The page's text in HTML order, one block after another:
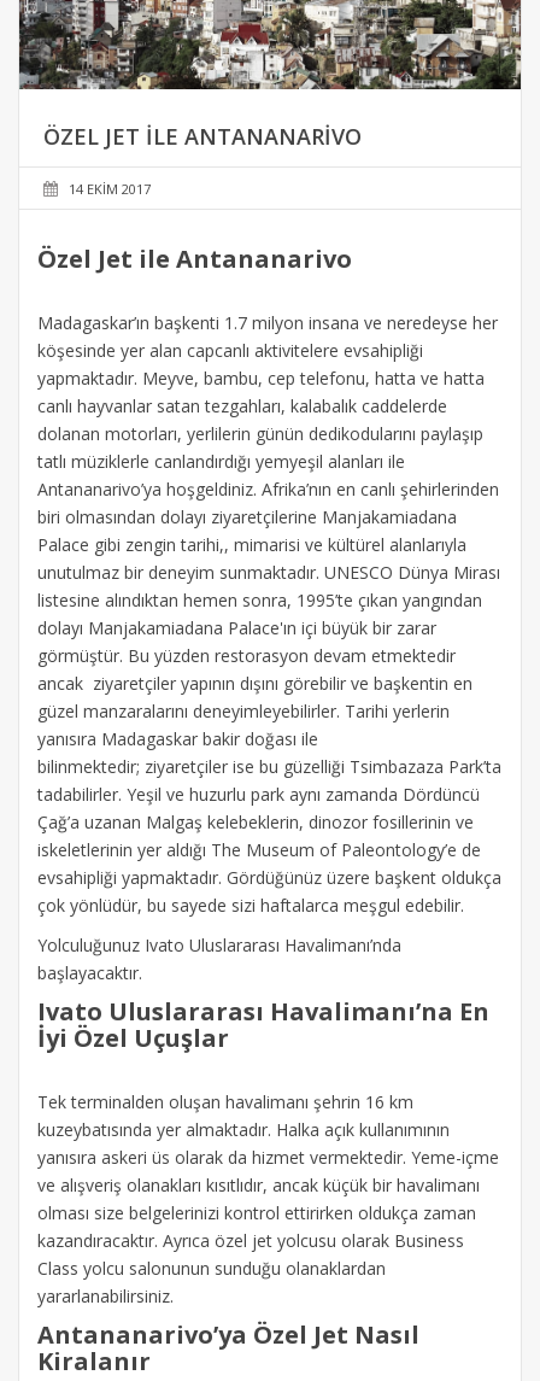
ÖZEL JET ILE ANTANANARIVO
14 EKIM 2017
Özel Jet ile Antananarivo
Madagaskar’ın başkenti 1.7 milyon insana ve neredeyse her
köşesinde yer alan capcanlı aktivitelere evsahipliği
yapmaktadır. Meyve, bambu, cep telefonu, hatta ve hatta
canlı hayvanlar satan tezgahları, kalabalık caddelerde
dolanan motorları, yerlilerin günün dedikodularını paylaşıp
tatlı müziklerle canlandırdığı yemyeşil alanları ile
Antananarivo’ya hoşgeldiniz. Afrika’nın en canlı şehirlerinden
biri olmasından dolayı ziyaretçilerine Manjakamiadana
Palace gibi zengin tarihi,, mimarisi ve kültürel alanlarıyla
unutulmaz bir deneyim sunmaktadır. UNESCO Dünya Mirası
listesine alındıktan hemen sonra, 1995’te çıkan yangından
dolayı Manjakamiadana Palace'ın içi büyük bir zarar
görmüştür. Bu yüzden restorasyon devam etmektedir
ancak ziyaretçiler yapının dışını görebilir ve başkentin en
güzel manzaralarını deneyimleyebilirler. Tarihi yerlerin
yanısıra Madagaskar bakir doğası ile
bilinmektedir; ziyaretçiler ise bu güzelliği Tsimbazaza Park’ta
tadabilirler. Yeşil ve huzurlu park aynı zamanda Dördüncü
Çağ’a uzanan Malgaş kelebeklerin, dinozor fosillerinin ve
iskeletlerinin yer aldığı The Museum of Paleontology’e de
evsahipliği yapmaktadır. Gördüğünüz üzere başkent oldukça
çok yönlüdür, bu sayede sizi haftalarca meşgul edebilir.
Yolculuğunuz Ivato Uluslararası Havalimanı’nda
başlayacaktır.
Ivato Uluslararası Havalimanı’na En
İyi Özel Uçuşlar
Tek terminalden oluşan havalimanı şehrin 16 km
kuzeybatısında yer almaktadır. Halka açık kullanımının
yanısıra askeri üs olarak da hizmet vermektedir. Yeme-içme
ve alışveriş olanakları kısıtlıdır, ancak küçük bir havalimanı
olması size belgelerinizi kontrol ettirirken oldukça zaman
kazandıracaktır. Ayrıca özel jet yolcusu olarak Business
Class yolcu salonunun sunduğu olanaklardan
yararlanabilirsiniz.
Antananarivo’ya Özel Jet Nasıl
Kiralanır